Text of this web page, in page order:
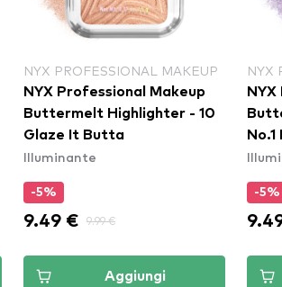
NYX PROFESSIONAL MAKEUP
NYX Professional Makeup
Buttermelt Highlighter - 10
Glaze It Butta
Illuminante
-5%
9.49 € 9.99 €
Aggiungi
NYX
-5%